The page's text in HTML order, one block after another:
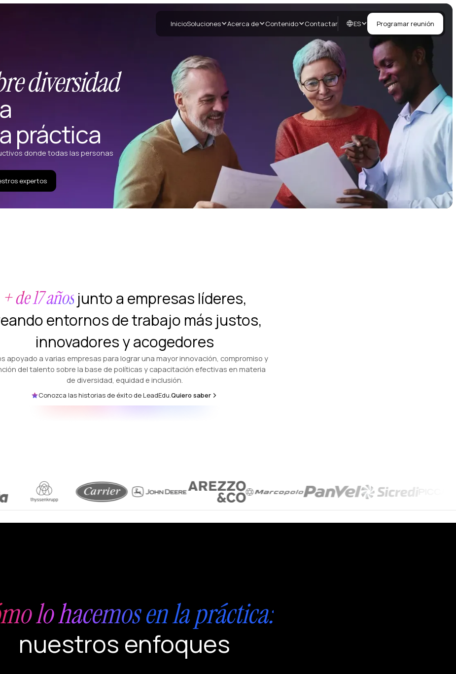
InicioSoluciones Acerca de Contenido Contactar ES Programar reunión
diversidad
práctica
donde todas las personas
expertos
+ de 17 añosjunto a empresas líderes,
entornos de trabajo más justos,
innovadores y acogedores
apoyado a varias empresas para lograr una mayor innovación, compromiso y
del talento sobre la base de políticas y capacitación efectivas en materia
de diversidad, equidad e inclusión.
Conozca las historias de éxito de LeadEdu.Quiero saber
lo hacemos en la práctica:
nuestros enfoques